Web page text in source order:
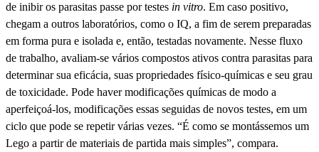
de inibir os parasitas passe por testes in vitro. Em caso positivo,
chegam a outros laboratórios, como o IQ, a fim de serem preparadas
em forma pura e isolada e, então, testadas novamente. Nesse fluxo
de trabalho, avaliam-se vários compostos ativos contra parasitas para
determinar sua eficácia, suas propriedades físico-químicas e seu grau
de toxicidade. Pode haver modificações químicas de modo a
aperfeiçoá-los, modificações essas seguidas de novos testes, em um
ciclo que pode se repetir várias vezes. “É como se montássemos um
Lego a partir de materiais de partida mais simples”, compara.